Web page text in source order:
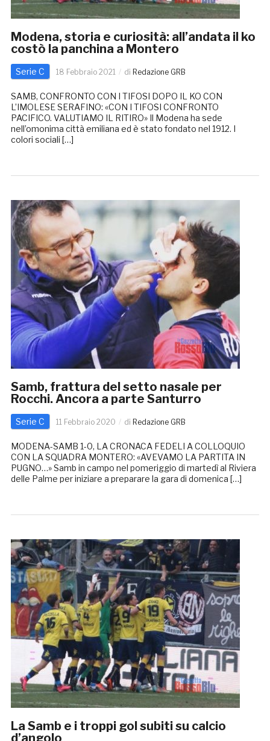
Modena, storia e curiosità: all’andata il ko
costò la panchina a Montero
Serie C 18 Febbraio 2021 di Redazione GRB
SAMB, CONFRONTO CON I TIFOSI DOPO IL KO CON
L’IMOLESE SERAFINO: «CON I TIFOSI CONFRONTO
PACIFICO. VALUTIAMO IL RITIRO» Il Modena ha sede
nell’omonima città emiliana ed è stato fondato nel 1912. I
colori sociali […]
Samb, frattura del setto nasale per
Rocchi. Ancora a parte Santurro
Serie C 11 Febbraio 2020 di Redazione GRB
MODENA-SAMB 1-0, LA CRONACA FEDELI A COLLOQUIO
CON LA SQUADRA MONTERO: «AVEVAMO LA PARTITA IN
PUGNO…» Samb in campo nel pomeriggio di martedì al Riviera
delle Palme per iniziare a preparare la gara di domenica […]
La Samb e i troppi gol subiti su calcio